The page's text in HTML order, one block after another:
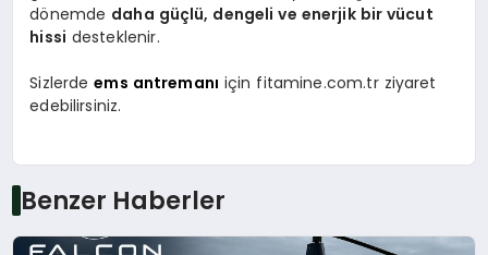
dönemde daha güçlü, dengeli ve enerjik bir vücut
hissi desteklenir.
Sizlerdeems antremanı için fitamine.com.tr ziyaret
edebilirsiniz.
Benzer Haberler